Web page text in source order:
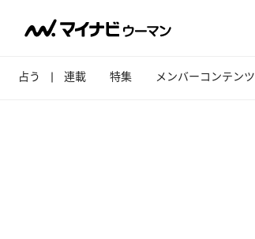
占う 連載 特集 メンバーコンテンツ